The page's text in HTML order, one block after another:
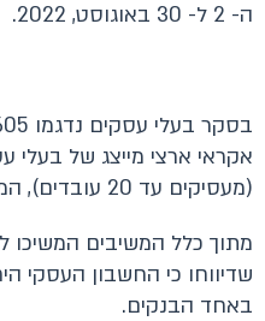
ה- 2 ל- 30 באוגוסט, 2022.
אקראי ארצי מייצג של בעלי
(מעסיקים עד 20 עובדים), המחוברים לאינטרנט.
שדיווחו כי החשבון העסקי
באחד הבנקים.